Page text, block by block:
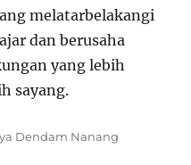
melatarbelakangi
dan berusaha
yang lebih
sayang.
Dendam Nanang